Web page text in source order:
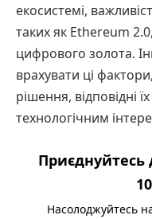
екосистемі,
таких як Ethereum
цифрового золота.
врахувати ці
рішення, відповідні
технологічним
Приєднуйтесь
Насолоджуйтесь